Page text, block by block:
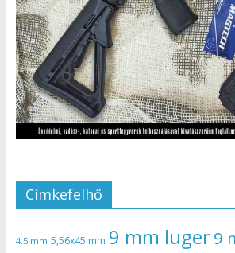
Címkefelhő
4,5 mm 5,56x45 mm 9 mm luger9